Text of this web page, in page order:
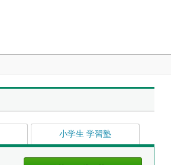
小学生 学習塾